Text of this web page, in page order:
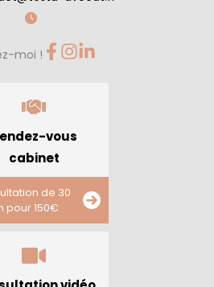
moi !
vous
cabinet
de 30
pour 150€